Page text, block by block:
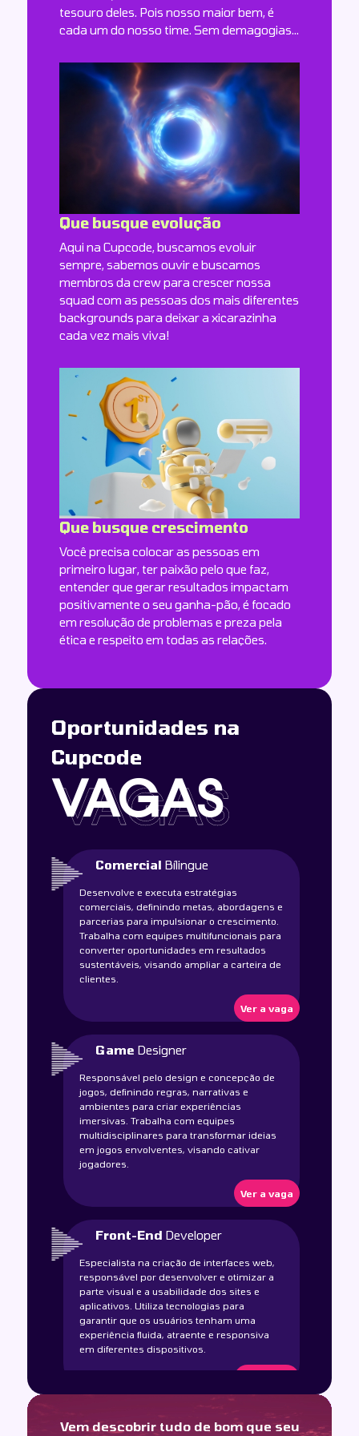
tesouro deles. Pois nosso maior bem, é
cada um do nosso time. Sem demagogias...
Que busque evolução
Aqui na Cupcode, buscamos evoluir
sempre, sabemos ouvir e buscamos
membros da crew para crescer nossa
squad com as pessoas dos mais diferentes
backgrounds para deixar a xicarazinha
cada vez mais viva!
Que busque crescimento
Você precisa colocar as pessoas em
primeiro lugar, ter paixão pelo que faz,
entender que gerar resultados impactam
positivamente o seu ganha-pão, é focado
em resolução de problemas e preza pela
ética e respeito em todas as relações.
Oportunidades na
Cupcode
VAGAS
VAGAS
Ver a vaga
Comercial Bílingue
Desenvolve e executa estratégias
comerciais, definindo metas, abordagens e
parcerias para impulsionar o crescimento.
Trabalha com equipes multifuncionais para
converter oportunidades em resultados
sustentáveis, visando ampliar a carteira de
clientes.
Ver a vaga
Game Designer
Responsável pelo design e concepção de
jogos, definindo regras, narrativas e
ambientes para criar experiências
imersivas. Trabalha com equipes
multidisciplinares para transformar ideias
em jogos envolventes, visando cativar
jogadores.
Front-End Developer
Especialista na criação de interfaces web,
responsável por desenvolver e otimizar a
parte visual e a usabilidade dos sites e
aplicativos. Utiliza tecnologias para
garantir que os usuários tenham uma
experiência fluida, atraente e responsiva
em diferentes dispositivos.
Back-End Developer
Vem descobrir tudo de bom que seu